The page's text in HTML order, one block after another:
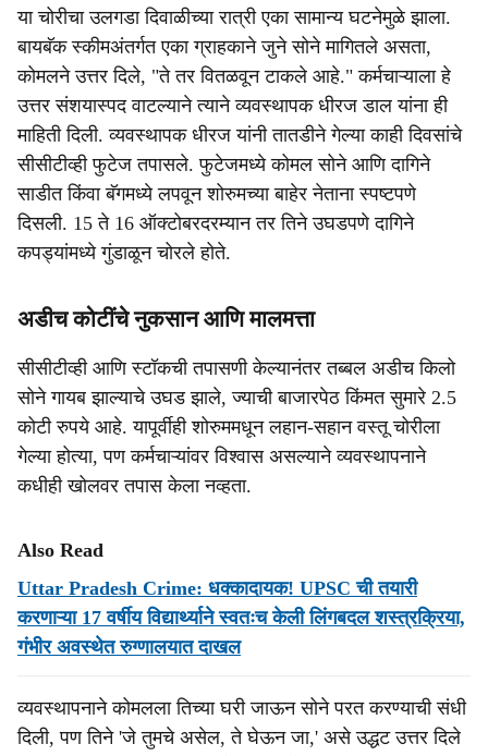
या चोरीचा उलगडा दिवाळीच्या रात्री एका सामान्य घटनेमुळे झाला.
बायबॅक स्कीमअंतर्गत एका ग्राहकाने जुने सोने मागितले असता,
कोमलने उत्तर दिले, "ते तर वितळवून टाकले आहे." कर्मचाऱ्याला हे
उत्तर संशयास्पद वाटल्याने त्याने व्यवस्थापक धीरज डाल यांना ही
माहिती दिली. व्यवस्थापक धीरज यांनी तातडीने गेल्या काही दिवसांचे
सीसीटीव्ही फुटेज तपासले. फुटेजमध्ये कोमल सोने आणि दागिने
साडीत किंवा बॅगमध्ये लपवून शोरुमच्या बाहेर नेताना स्पष्टपणे
दिसली. 15 ते 16 ऑक्टोबरदरम्यान तर तिने उघडपणे दागिने
कपड्यांमध्ये गुंडाळून चोरले होते.
अडीच कोटींचे नुकसान आणि मालमत्ता
सीसीटीव्ही आणि स्टॉकची तपासणी केल्यानंतर तब्बल अडीच किलो
सोने गायब झाल्याचे उघड झाले, ज्याची बाजारपेठ किंमत सुमारे 2.5
कोटी रुपये आहे. यापूर्वीही शोरुममधून लहान-सहान वस्तू चोरीला
गेल्या होत्या, पण कर्मचाऱ्यांवर विश्वास असल्याने व्यवस्थापनाने
कधीही खोलवर तपास केला नव्हता.
Also Read
Uttar Pradesh Crime: धक्कादायक! UPSC ची तयारी
करणाऱ्या 17 वर्षीय विद्यार्थ्याने स्वतःच केली लिंगबदल शस्त्रक्रिया,
गंभीर अवस्थेत रुग्णालयात दाखल
व्यवस्थापनाने कोमलला तिच्या घरी जाऊन सोने परत करण्याची संधी
दिली, पण तिने 'जे तुमचे असेल, ते घेऊन जा,' असे उद्धट उत्तर दिले